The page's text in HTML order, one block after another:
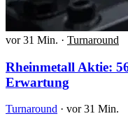
vor 31 Min. · Turnaround
Rheinmetall Aktie:
Erwartung
Turnaround · vor 31 Min.